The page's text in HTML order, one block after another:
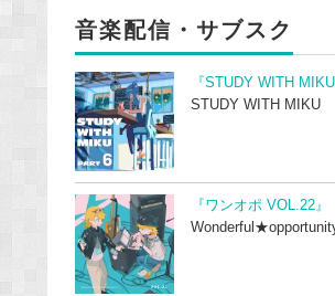
音楽配信・サブスク
『STUDY WITH MIKU
STUDY WITH MIKU
『ワンオポ VOL.22』